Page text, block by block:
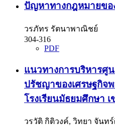
ปัญหาทางกฎหมายขอ
วรภัทร รัตนาพาณิชย์
304-316
PDF
แนวทางการบริหารศู
ปรัชญาของเศรษฐกิจ
โรงเรียนมัธยมศึกษา
วรวัติ กิติวงค์, วิทยา จันท